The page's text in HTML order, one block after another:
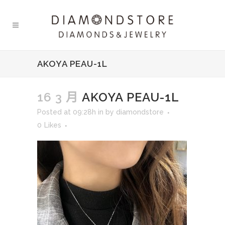
AKOYA PEAU-1L
16 3 月 AKOYA PEAU-1L
Posted at 09:28h in by diamondstore
0
Likes